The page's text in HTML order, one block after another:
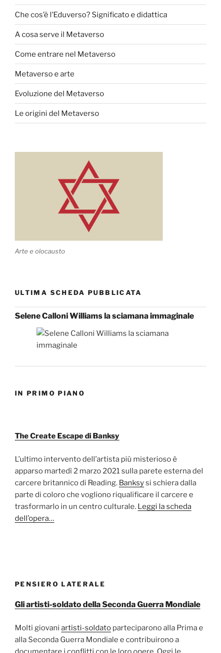
Che cos’è l’Eduverso? Significato e didattica
A cosa serve il Metaverso
Come entrare nel Metaverso
Metaverso e arte
Evoluzione del Metaverso
Le origini del Metaverso
Arte e olocausto
ULTIMA SCHEDA PUBBLICATA
Selene Calloni Williams la sciamana immaginale
IN PRIMO PIANO
The Create Escape di Banksy
L’ultimo intervento dell’artista più misterioso è
apparso martedì 2 marzo 2021 sulla parete esterna del
carcere britannico di Reading. Banksysi schiera dalla
parte di coloro che vogliono riqualificare il carcere e
trasformarlo in un centro culturale. Leggi la scheda
dell’opera…
PENSIERO LATERALE
Gli artisti-soldato della Seconda Guerra Mondiale
Molti giovani artisti-soldato parteciparono alla Prima e
alla Seconda Guerra Mondiale e contribuirono a